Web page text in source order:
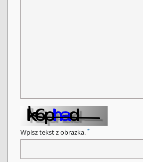
Wpisz tekst z obrazka. *